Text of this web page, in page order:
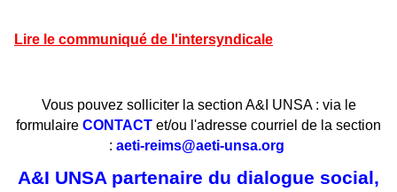
Lire le communiqué de l'intersyndicale
Vous pouvez solliciter la section A&I UNSA : via le
formulaire CONTACT et/ou l'adresse courriel de la section
: aeti-reims@aeti-unsa.org
A&I UNSA partenaire du dialogue social,